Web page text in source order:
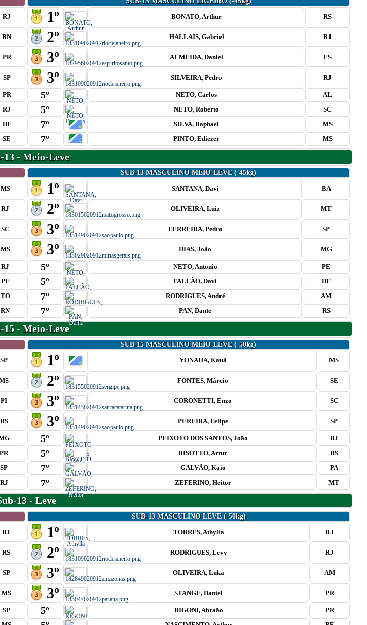
1º BONATO, Arthur RS
2º HALLAIS, Gabriel RJ
3º ALMEIDA, Daniel ES
3º SILVEIRA, Pedro RJ
5º NETO, Carlos AL
5º NETO, Roberto SC
7º SILVA, Raphael MS
7º PINTO, Ediezer MS
RJ
RN
PR
SP
PR
RJ
DF
SE
13 - Meio-Leve
SUB-13 MASCULINO MEIO-LEVE (-45kg)
1º SANTANA, Davi BA
2º OLIVEIRA, Luiz MT
3º FERREIRA, Pedro SP
3º DIAS, João MG
5º NETO, Antonio PE
5º FALCÃO, Davi DF
7º RODRIGUES, André AM
7º PAN, Dante RS
MS
RJ
SC
MS
RJ
PE
TO
RN
15 - Meio-Leve
SUB-15 MASCULINO MEIO-LEVE (-50kg)
1º YONAHA, Kauã MS
2º FONTES, Márcio SE
3º CORONETTI, Enzo SC
3º PEREIRA, Felipe SP
5º PEIXOTO DOS SANTOS, João RJ
5º BISOTTO, Artur RS
7º GALVÃO, Kaio PA
7º ZEFERINO, Heitor MT
SP
PI
RS
PR
SP
RJ
13 - Leve
SUB-13 MASCULINO LEVE (-50kg)
1º TORRES, Athylla RJ
2º RODRIGUES, Levy RJ
3º OLIVEIRA, Luka AM
3º STANGE, Daniel PR
5º RIGONI, Abraão PR
RJ
RS
SP
MS
SP